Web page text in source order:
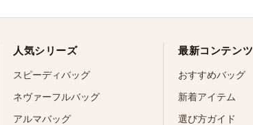
人気シリーズ
スピーディバッグ
ネヴァーフルバッグ
アルマバッグ
最新コンテンツ
おすすめバッグ
新着アイテム
選び方ガイド